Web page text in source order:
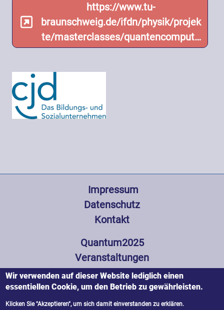
https://www.tu-
braunschweig.de/ifdn/physik/projek
te/masterclasses/quantencomput…
Impressum
Datenschutz
Kontakt
Hauptnavigation
Quantum2025
Veranstaltungen
Wissenswertes
Partner und Förderer
Presse
Wir verwenden auf dieser Website lediglich einen
essentiellen Cookie, um den Betrieb zu gewährleisten.
Klicken Sie "Akzeptieren", um sich damit einverstanden zu erklären.